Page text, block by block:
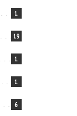
1
19
1
1
6